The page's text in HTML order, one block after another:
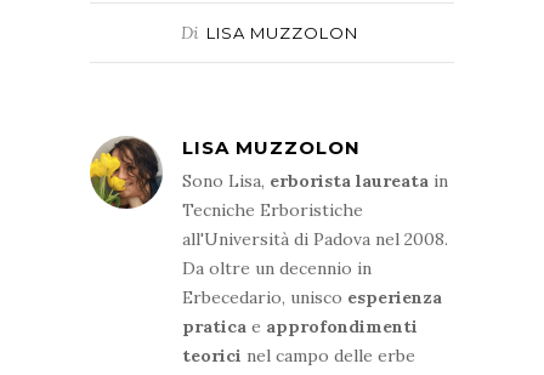
Di LISA MUZZOLON
LISA MUZZOLON
Sono Lisa, erborista laureata in
Tecniche Erboristiche
all'Università di Padova nel 2008.
Da oltre un decennio in
Erbecedario, unisco esperienza
pratica e approfondimenti
teorici nel campo delle erbe